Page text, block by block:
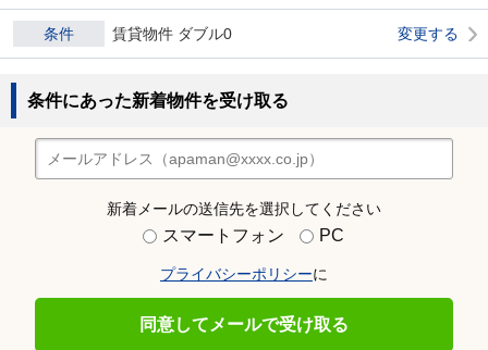
条件 賃貸物件 ダブル0 変更する
条件にあった新着物件を受け取る
新着メールの送信先を選択してください
スマートフォン PC
プライバシーポリシーに
同意してメールで受け取る